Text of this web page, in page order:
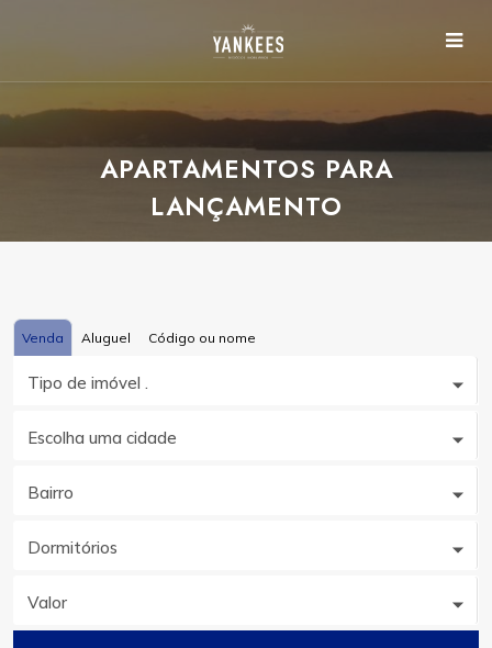
APARTAMENTOS PARA
LANÇAMENTO
Venda Aluguel Código ou nome
Tipo de imóvel .
Escolha uma cidade
Bairro
Dormitórios
Valor